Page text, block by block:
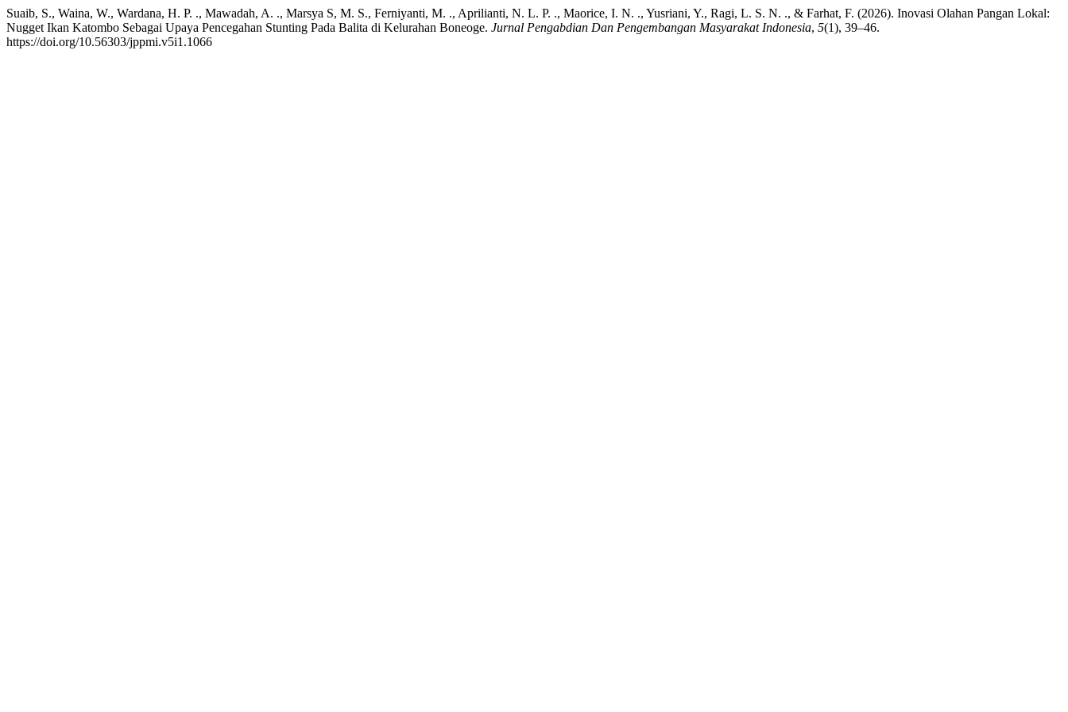
Suaib, S., Waina, W., Wardana, H. P. ., Mawadah, A. ., Marsya S, M. S., Ferniyanti, M. ., Aprilianti, N. L. P. ., Maorice, I. N. ., Yusriani, Y., Ragi, L. S. N. ., & Farhat, F. (2026). Inovasi Olahan Pangan Lokal:
Nugget Ikan Katombo Sebagai Upaya Pencegahan Stunting Pada Balita di Kelurahan Boneoge. Jurnal Pengabdian Dan Pengembangan Masyarakat Indonesia, 5(1), 39–46.
https://doi.org/10.56303/jppmi.v5i1.1066